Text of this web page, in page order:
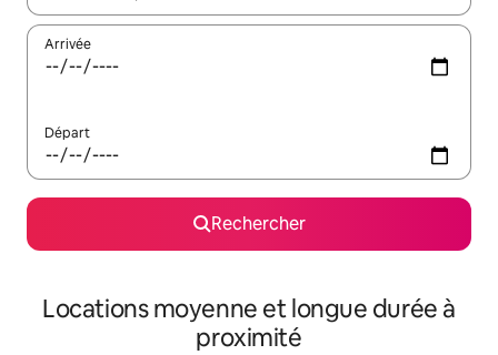
Arrivée
Départ
Rechercher
Locations moyenne et longue durée à
proximité